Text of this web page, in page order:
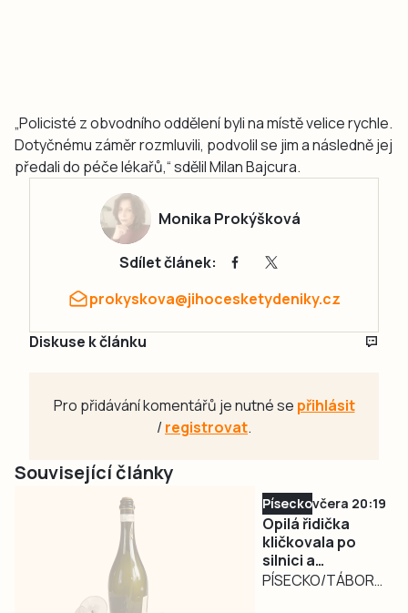
„Policisté z obvodního oddělení byli na místě velice rychle.
Dotyčnému záměr rozmluvili, podvolil se jim a následně jej
předali do péče lékařů,“ sdělil Milan Bajcura.
Monika Prokýšková
Sdílet článek:
prokyskova@jihocesketydeniky.cz
Diskuse k článku
Pro přidávání komentářů je nutné se přihlásit
/registrovat.
Související články
Píseckovčera 20:19
Opilá řidička
kličkovala po
silnici a
ohrožovala
PÍSECKO/TÁBORSKO